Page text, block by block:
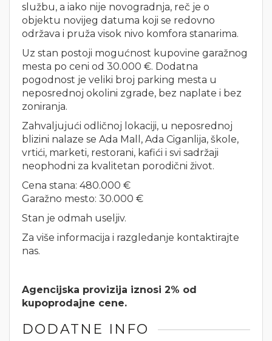
službu, a iako nije novogradnja, reč je o
objektu novijeg datuma koji se redovno
održava i pruža visok nivo komfora stanarima.
Uz stan postoji mogućnost kupovine garažnog
mesta po ceni od 30.000 €. Dodatna
pogodnost je veliki broj parking mesta u
neposrednoj okolini zgrade, bez naplate i bez
zoniranja.
Zahvaljujući odličnoj lokaciji, u neposrednoj
blizini nalaze se Ada Mall, Ada Ciganlija, škole,
vrtići, marketi, restorani, kafići i svi sadržaji
neophodni za kvalitetan porodični život.
Cena stana: 480.000 €
Garažno mesto: 30.000 €
Stan je odmah useljiv.
Za više informacija i razgledanje kontaktirajte
nas.
Agencijska provizija iznosi 2% od
kupoprodajne cene.
DODATNE INFO